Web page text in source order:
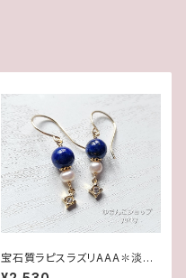
宝石質ラピスラズリAAA✽淡水
パール14kgfピアス/イヤリング